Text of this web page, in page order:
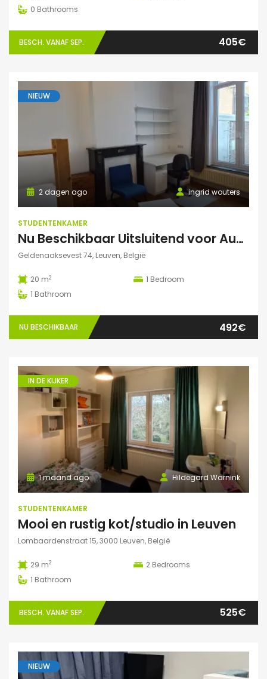
0 Bathrooms
BESCH. VANAF SEP. 405€
NIEUW
ingrid wouters
2 dagen ago
STUDENTENKAMER
Nu Beschikbaar Uitsluitend voor Augustus 2026 in Leuven
Geldenaaksevest 74, Leuven, België
20 m2 1 Bedroom
1 Bathroom
NU BESCHIKBAAR 492€
IN DE KIJKER
Hildegard Warnink
1 maand ago
STUDENTENKAMER
Mooi en rustig kot/studio in Leuven
Lombaardenstraat 15, 3000 Leuven, België
29 m2 2 Bedrooms
1 Bathroom
BESCH. VANAF SEP. 525€
NIEUW